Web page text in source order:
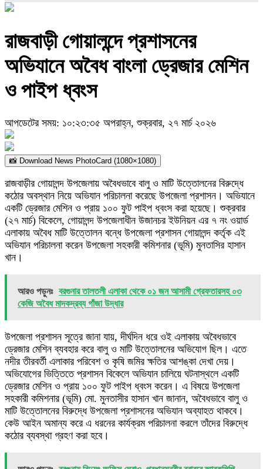
রাজবাড়ী গোয়ালন্দে প্রশাসনের
অভিযানে অবৈধ বাংলা ড্রেজার মেশিন
ও পাইপ ধ্বংস
আপডেটের সময়: ১০:২৩:৩৫ অপরাহ্ন, শুক্রবার, ২৭ মার্চ ২০২৬
📸 Download News PhotoCard (1080×1080)
রাজবাড়ীর গোয়ালন্দ উপজেলায় অবৈধভাবে বালু ও মাটি উত্তোলনের বিরুদ্ধে
কঠোর অবস্থান নিয়ে অভিযান পরিচালনা করেছে উপজেলা প্রশাসন। অভিযানে
একটি ড্রেজার মেশিন ও প্রায় ১০০ ফুট পাইপ ধ্বংস করা হয়েছে। শুক্রবার
(২৭ মার্চ) বিকেলে, গোয়ালন্দ উপজেলাধীন উজানচর ইউনিয়ন এর ৭ নং ওয়ার্ড
এলাকায় অবৈধ মাটি উত্তোলন বন্ধে উপজেলা প্রশাসন গোয়ালন্দ কর্তৃক এই
অভিযান পরিচালনা করেন উপজেলা সহকারী কমিশনার (ভূমি) মুনতাসির হাসান
খান।
আরও পড়ুনঃ বরগুনার তালতলী এলাকা থেকে ০১ জন আসামী গ্রেফতারসহ ০৩
কেজি অবৈধ মাদকদ্রব্য গাঁজা উদ্ধার
উপজেলা প্রশাসন সূত্রে জানা যায়, দীর্ঘদিন ধরে ওই এলাকায় অবৈধভাবে
ড্রেজার মেশিন ব্যবহার করে বালু ও মাটি উত্তোলনের অভিযোগ ছিল। এতে
নদীর তীরবর্তী এলাকার পরিবেশ ও কৃষি জমির ক্ষতির আশঙ্কা দেখা দেয়।
অভিযোগের ভিত্তিতে প্রশাসন বিকেলে অভিযান চালিয়ে ঘটনাস্থলে একটি
ড্রেজার মেশিন ও প্রায় ১০০ ফুট পাইপ ধ্বংস করেন। এ বিষয়ে উপজেলা
সহকারী কমিশনার (ভূমি) মো. মুনতাসীর হাসান খান জানান, অবৈধভাবে বালু ও
মাটি উত্তোলনের বিরুদ্ধে উপজেলা প্রশাসনের অভিযান অব্যাহত থাকবে।
কেউ আইন অমান্য করে এ ধরনের কার্যক্রম পরিচালনা করলে তাঁদের বিরুদ্ধে
কঠোর ব্যবস্থা গ্রহণ করা হবে।